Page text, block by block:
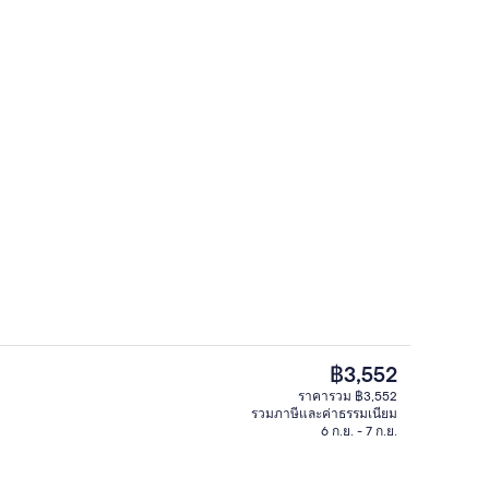
Jerrawangla Cabin | Wi-Fi ฟรี
ราคา
ปัจจุบัน
฿3,552
฿3,552
ราคารวม ฿3,552
รวมภาษีและค่าธรรมเนียม
6 ก.ย. - 7 ก.ย.